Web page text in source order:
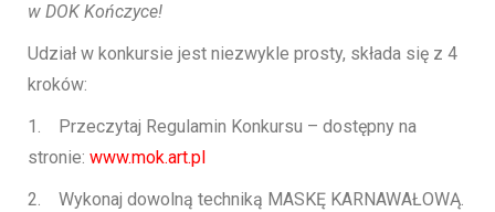
w DOK Kończyce!
Udział w konkursie jest niezwykle prosty, składa się z 4
kroków:
1. Przeczytaj Regulamin Konkursu – dostępny na
stronie: www.mok.art.pl
2. Wykonaj dowolną techniką MASKĘ KARNAWAŁOWĄ.